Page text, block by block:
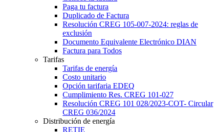
Paga tu factura
Duplicado de Factura
Resolución CREG 105-007-2024: reglas de
exclusión
Documento Equivalente Electrónico DIAN
Factura para Todos
Tarifas
Tarifas de energía
Costo unitario
Opción tarifaria EDEQ
Cumplimiento Res. CREG 101-027
Resolución CREG 101 028/2023-COT- Circular
CREG 036/2024
Distribución de energía
RETIE